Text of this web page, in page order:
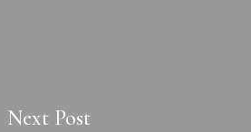
Next Post